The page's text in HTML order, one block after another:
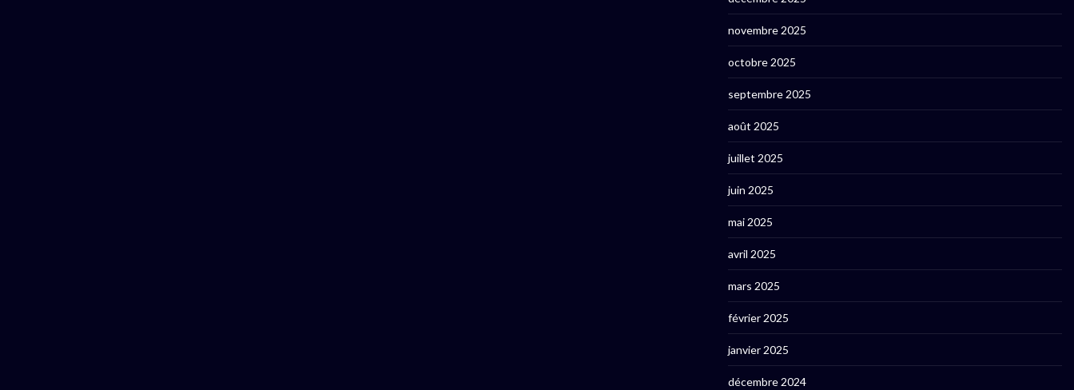
novembre 2025
octobre 2025
septembre 2025
août 2025
juillet 2025
juin 2025
mai 2025
avril 2025
mars 2025
février 2025
janvier 2025
décembre 2024